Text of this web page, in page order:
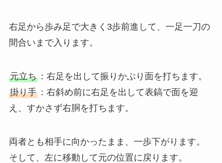
右足から歩み足で大きく3歩前進して、一足一刀の
間合いまで入ります。
元立ち：右足を出して振りかぶり面を打ちます。
掛り手：右斜め前に右足を出して表鎬で面を迎
え、すかさず右胴を打ちます。
両者とも相手に向かったまま、一歩下がります。
そして、左に移動して元の位置に戻ります。